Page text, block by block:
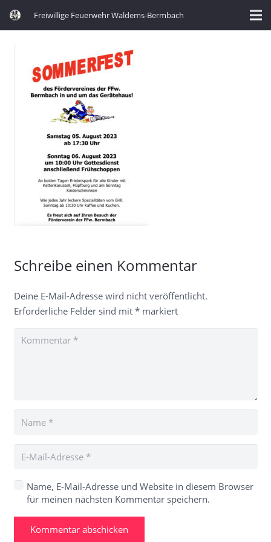
Freiwillige Feuerwehr Waldems-Bermbach
Schreibe einen Kommentar
Deine E-Mail-Adresse wird nicht veröffentlicht.
Erforderliche Felder sind mit *markiert
Name, E-Mail-Adresse und Website in diesem Browser
für meinen nächsten Kommentar speichern.
Kommentar abschicken